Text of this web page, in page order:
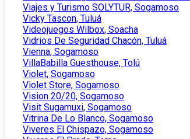
Viajes y Turismo SOLYTUR, Sogamoso
Vicky Tascon, Tuluá
Videojuegos Wilbox, Soacha
Vidrios De Seguridad Chacón, Tuluá
Vienna, Sogamoso
VillaBabilla Guesthouse, Tolú
Violet, Sogamoso
Violet Store, Sogamoso
Vision 20/20, Sogamoso
Visit Sugamuxi, Sogamoso
Vitrina De Lo Blanco, Sogamoso
Viveres El Chispazo, Sogamoso